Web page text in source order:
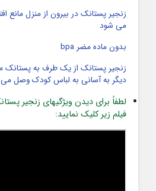
زنجیر پستانک در بیرون از منزل مانع
می شود
بدون ماده مضر bpa
زنجیر پستانک از یک طرف به
دیگر به آسانی به لباس کودک وصل
لطفاً برای دیدن ویژگیهای زنجیر
فیلم زیر کلیک نمایید: